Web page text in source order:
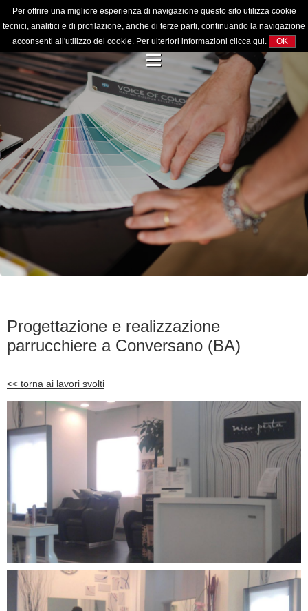
Per offrire una migliore esperienza di navigazione questo sito utilizza cookie
tecnici, analitici e di profilazione, anche di terze parti, continuando la navigazione
acconsenti all'utilizzo dei cookie. Per ulteriori informazioni clicca qui. OK
Progettazione e realizzazione
parrucchiere a Conversano (BA)
<< torna ai lavori svolti